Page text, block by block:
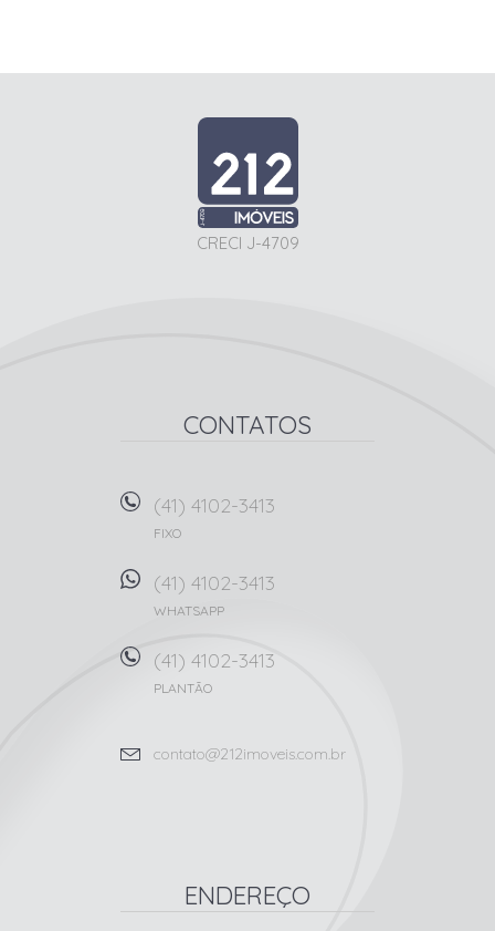
CRECI J-4709
CONTATOS
(41) 4102-3413
FIXO
(41) 4102-3413
WHATSAPP
(41) 4102-3413
PLANTÃO
contato@212imoveis.com.br
ENDEREÇO